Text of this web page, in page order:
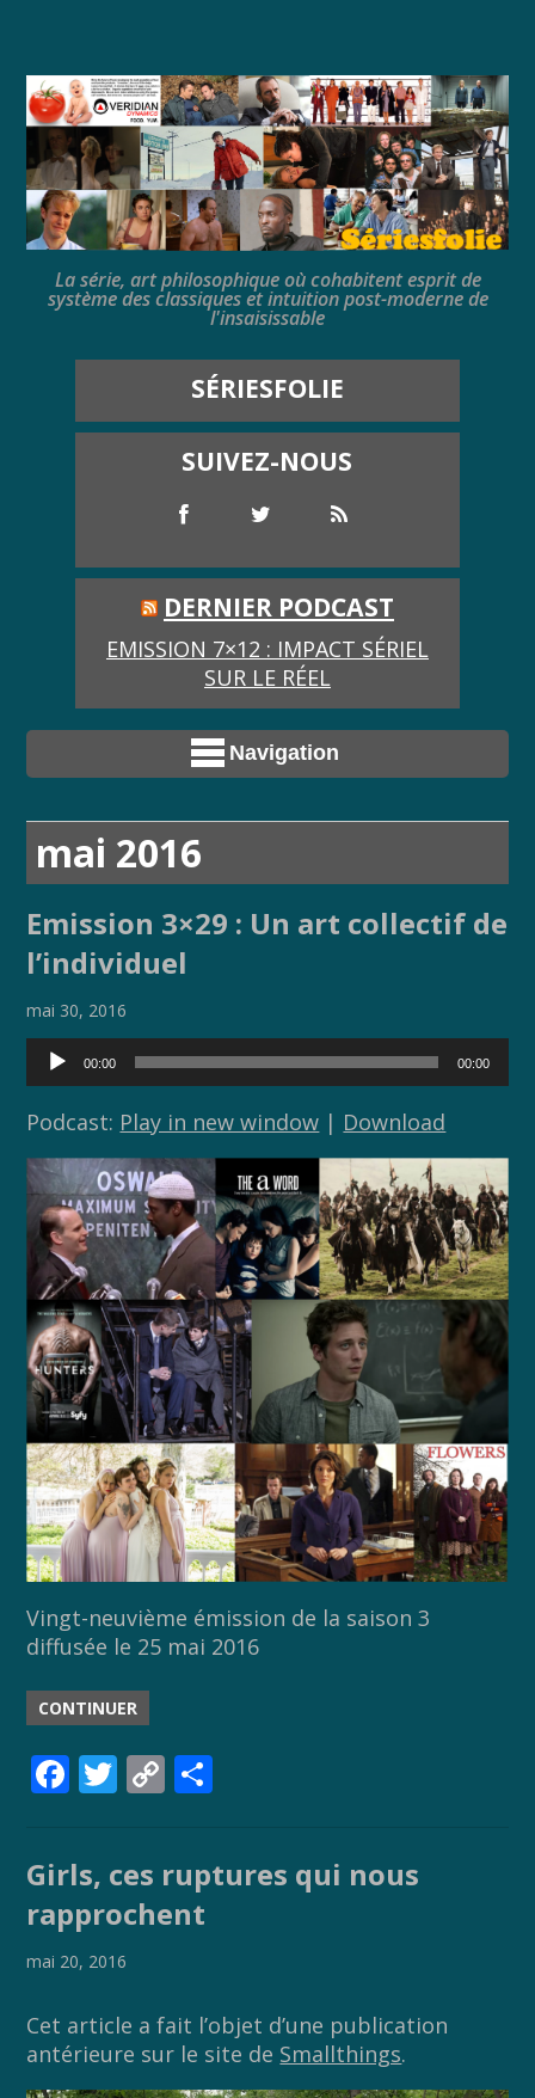
La série, art philosophique où cohabitent esprit de
système des classiques et intuition post-moderne de
l'insaisissable
SÉRIESFOLIE
SUIVEZ-NOUS
DERNIER PODCAST
EMISSION 7×12 : IMPACT SÉRIEL
SUR LE RÉEL
Navigation
mai 2016
Emission 3×29 : Un art collectif de
l’individuel
mai 30, 2016
Lecteur
audio
00:00 00:00
Podcast: Play in new window | Download
Vingt-neuvième émission de la saison 3
diffusée le 25 mai 2016
CONTINUER
F
e
b
o
o
T
er
C
y
Li
g
Girls, ces ruptures qui nous
rapprochent
mai 20, 2016
Cet article a fait l’objet d’une publication
antérieure sur le site de Smallthings.